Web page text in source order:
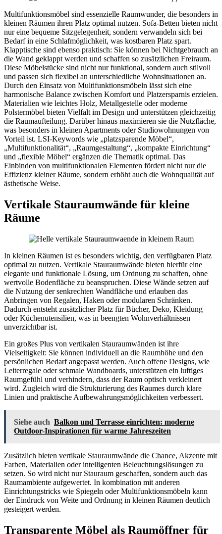
Multifunktionsmöbel sind essenzielle Raumwunder, die besonders in
kleinen Räumen ihren Platz optimal nutzen. Sofa-Betten bieten nicht
nur eine bequeme Sitzgelegenheit, sondern verwandeln sich bei
Bedarf in eine Schlafmöglichkeit, was kostbaren Platz spart.
Klapptische sind ebenso praktisch: Sie können bei Nichtgebrauch an
die Wand geklappt werden und schaffen so zusätzlichen Freiraum.
Diese Möbelstücke sind nicht nur funktional, sondern auch stilvoll
und passen sich flexibel an unterschiedliche Wohnsituationen an.
Durch den Einsatz von Multifunktionsmöbeln lässt sich eine
harmonische Balance zwischen Komfort und Platzersparnis erzielen.
Materialien wie leichtes Holz, Metallgestelle oder moderne
Polstermöbel bieten Vielfalt im Design und unterstützen gleichzeitig
die Raumaufteilung. Darüber hinaus maximieren sie die Nutzfläche,
was besonders in kleinen Apartments oder Studiowohnungen von
Vorteil ist. LSI-Keywords wie „platzsparende Möbel“,
„Multifunktionalität“, „Raumgestaltung“, „kompakte Einrichtung“
und „flexible Möbel“ ergänzen die Thematik optimal. Das
Einbinden von multifunktionalen Elementen fördert nicht nur die
Effizienz kleiner Räume, sondern erhöht auch die Wohnqualität auf
ästhetische Weise.
Vertikale Stauraumwände für kleine
Räume
In kleinen Räumen ist es besonders wichtig, den verfügbaren Platz
optimal zu nutzen. Vertikale Stauraumwände bieten hierfür eine
elegante und funktionale Lösung, um Ordnung zu schaffen, ohne
wertvolle Bodenfläche zu beanspruchen. Diese Wände setzen auf
die Nutzung der senkrechten Wandfläche und erlauben das
Anbringen von Regalen, Haken oder modularen Schränken.
Dadurch entsteht zusätzlicher Platz für Bücher, Deko, Kleidung
oder Küchenutensilien, was in beengten Wohnverhältnissen
unverzichtbar ist.
Ein großes Plus von vertikalen Stauraumwänden ist ihre
Vielseitigkeit: Sie können individuell an die Raumhöhe und den
persönlichen Bedarf angepasst werden. Auch offene Designs, wie
Leiterregale oder schmale Wandboards, unterstützen ein luftiges
Raumgefühl und verhindern, dass der Raum optisch verkleinert
wird. Zugleich wird die Strukturierung des Raumes durch klare
Linien und praktische Aufbewahrungsmöglichkeiten verbessert.
Siehe auch Balkon und Terrasse einrichten: moderne
Outdoor-Inspirationen für warme Jahreszeiten
Zusätzlich bieten vertikale Stauraumwände die Chance, Akzente mit
Farben, Materialien oder intelligenten Beleuchtungslösungen zu
setzen. So wird nicht nur Stauraum geschaffen, sondern auch das
Raumambiente aufgewertet. In kombination mit anderen
Einrichtungstricks wie Spiegeln oder Multifunktionsmöbeln kann
der Eindruck von Weite und Ordnung in kleinen Räumen deutlich
gesteigert werden.
Transparente Möbel als Raumöffner für